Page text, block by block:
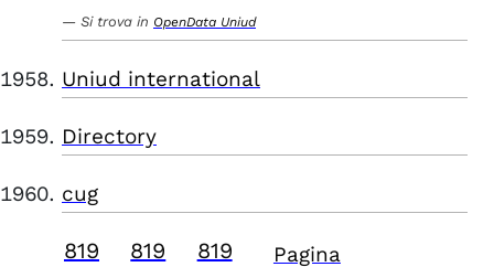
Si trova in OpenData Uniud
Uniud international
Directory
cug
819
819
819
Pagina